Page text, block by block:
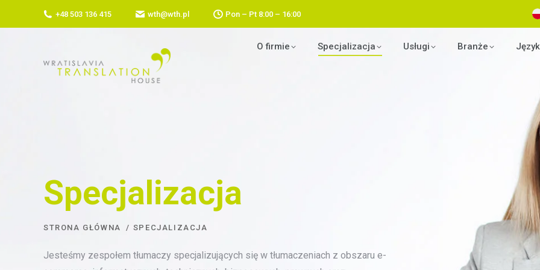
+48 503 136 415 wth@wth.pl Pon – Pt 8:00 – 16:00
O firmie Specjalizacja Usługi Branże
Specjalizacja
JESTEŚ TUTAJ:
STRONA GŁÓWNA SPECJALIZACJA
Jesteśmy zespołem tłumaczy specjalizujących się w tłumaczeniach z obszaru e-